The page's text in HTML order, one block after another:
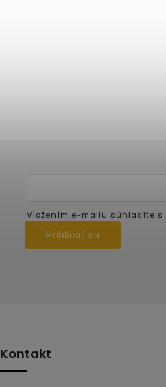
Kontakt
Vložením e-mailu súhlasíte s
Prihlásiť sa